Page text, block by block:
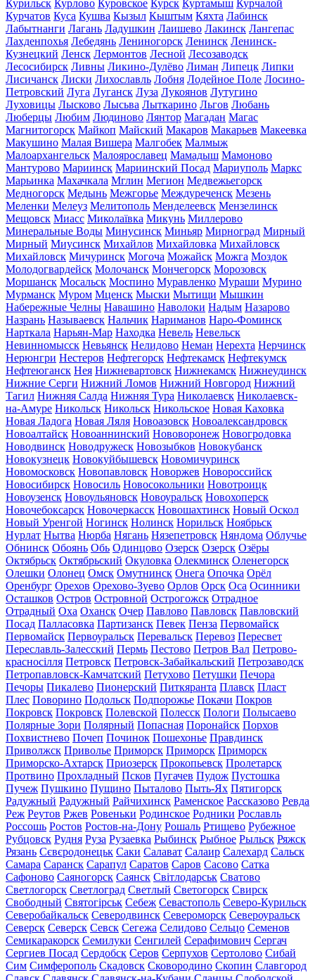
Курильск Курлово Куровское Курск Куртамыш Курчалой
Курчатов Куса Кушва Кызыл Кыштым Кяхта Лабинск
Лабытнанги Лагань Ладушкин Лаишево Лакинск Лангепас
Лахденпохья Лебедянь Лениногорск Ленинск Ленинск-
Кузнецкий Ленск Лермонтов Лесной Лесозаводск
Лесосибирск Ливны Ликино-Дулёво Лиман Липецк Липки
Лисичанск Лиски Лихославль Лобня Лодейное Поле Лосино-
Петровский Луга Луганск Луза Лукоянов Лутугино
Луховицы Лысково Лысьва Лыткарино Льгов Любань
Люберцы Любим Людиново Лянтор Магадан Магас
Магнитогорск Майкоп Майский Макаров Макарьев Макеевка
Макушино Малая Вишера Малгобек Малмыж
Малоархангельск Малоярославец Мамадыш Мамоново
Мантурово Мариинск Мариинский Посад Мариуполь Маркс
Марьинка Махачкала Мглин Мегион Медвежьегорск
Медногорск Медынь Межгорье Междуреченск Мезень
Меленки Мелеуз Мелитополь Менделеевск Мензелинск
Мещовск Миасс Миколаївка Микунь Миллерово
Минеральные Воды Минусинск Миньяр Мирноград Мирный
Мирный Миусинск Михайлов Михайловка Михайловск
Михайловск Мичуринск Могоча Можайск Можга Моздок
Молодогвардейск Молочанск Мончегорск Морозовск
Моршанск Мосальск Моспино Муравленко Мураши Мурино
Мурманск Муром Мценск Мыски Мытищи Мышкин
Набережные Челны Навашино Наволоки Надым Назарово
Назрань Называевск Нальчик Нариманов Наро-Фоминск
Нарткала Нарьян-Мар Находка Невель Невельск
Невинномысск Невьянск Нелидово Неман Нерехта Нерчинск
Нерюнгри Нестеров Нефтегорск Нефтекамск Нефтекумск
Нефтеюганск Нея Нижневартовск Нижнекамск Нижнеудинск
Нижние Серги Нижний Ломов Нижний Новгород Нижний
Тагил Нижняя Салда Нижняя Тура Николаевск Николаевск-
на-Амуре Никольск Никольск Никольское Новая Каховка
Новая Ладога Новая Ляля Новоазовск Новоалександровск
Новоалтайск Новоаннинский Нововоронеж Новогродовка
Новодвинск Новодружеск Новозыбков Новокубанск
Новокузнецк Новокуйбышевск Новомичуринск
Новомосковск Новопавловск Новоржев Новороссийск
Новосибирск Новосиль Новосокольники Новотроицк
Новоузенск Новоульяновск Новоуральск Новохоперск
Новочебоксарск Новочеркасск Новошахтинск Новый Оскол
Новый Уренгой Ногинск Нолинск Норильск Ноябрьск
Нурлат Нытва Нюрба Нягань Нязепетровск Няндома Облучье
Обнинск Обоянь Обь Одинцово Озерск Озерск Озёры
Октябрьск Октябрьский Окуловка Олекминск Оленегорск
Олешки Олонец Омск Омутнинск Онега Опочка Орёл
Оренбург Орехов Орехово-Зуево Орлов Орск Оса Осинники
Осташков Остров Островной Острогожск Отрадное
Отрадный Оха Оханск Очер Павлово Павловск Павловский
Посад Палласовка Партизанск Певек Пенза Первомайск
Первомайск Первоуральск Перевальск Перевоз Пересвет
Переславль-Залесский Пермь Пестово Петров Вал Петрово-
красносілля Петровск Петровск-Забайкальский Петрозаводск
Петропавловск-Камчатский Петухово Петушки Печора
Печоры Пикалево Пионерский Питкяранта Плавск Пласт
Плес Поворино Подольск Подпорожье Покачи Покров
Покровск Покровск Полевской Полесск Пологи Полысаево
Полярные Зори Полярный Попасная Поронайск Порхов
Похвистнево Почеп Починок Пошехонье Правдинск
Приволжск Приволье Приморск Приморск Приморск
Приморско-Ахтарск Приозерск Прокопьевск Пролетарск
Протвино Прохладный Псков Пугачев Пудож Пустошка
Пучеж Пушкино Пущино Пыталово Пыть-Ях Пятигорск
Радужный Радужный Райчихинск Раменское Рассказово Ревда
Реж Реутов Ржев Ровеньки Родинское Родники Рославль
Россошь Ростов Ростов-на-Дону Рошаль Ртищево Рубежное
Рубцовск Рудня Руза Рузаевка Рыбинск Рыбное Рыльск Ряжск
Рязань Сєвєродонецьк Саки Салават Салаир Салехард Сальск
Самара Саранск Сарапул Саратов Саров Сасово Сатка
Сафоново Саяногорск Саянск Світлодарськ Сватово
Светлогорск Светлоград Светлый Светогорск Свирск
Свободный Святогірськ Себеж Севастополь Северо-Курильск
Северобайкальск Северодвинск Североморск Североуральск
Северск Северск Севск Сегежа Селидово Сельцо Семенов
Семикаракорск Семилуки Сенгилей Серафимович Сергач
Сергиев Посад Сердобск Серов Серпухов Сертолово Сибай
Сим Симферополь Скадовск Сковородино Скопин Славгород